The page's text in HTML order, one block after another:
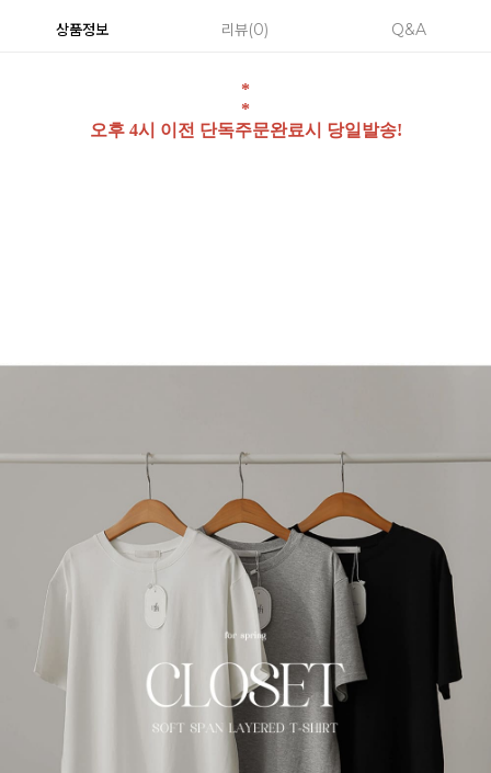
상품정보 리뷰 0 Q&A
*
*
오후 4시 이전 단독주문완료시 당일발송!